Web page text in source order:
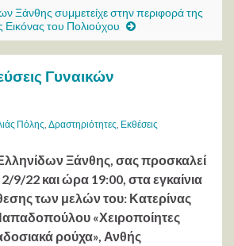
Ξάνθης συμμετείχε στην περιφορά της
Εικόνας του Πολιούχου
Γυναικών
Πόλης, Δραστηριότητες, Εκθέσεις
Ξάνθης, σας προσκαλεί
9/22 και ώρα 19:00, στα εγκαίνια
των μελών του: Κατερίνας
«Χειροποίητες
ρούχα», Ανθής